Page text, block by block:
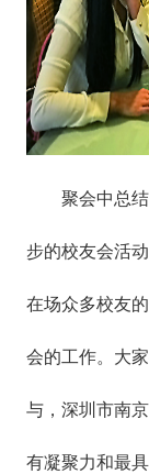
聚会中总
步的校友会活
在场众多校友
会的工作。大
与，深圳市南
有凝聚力和最